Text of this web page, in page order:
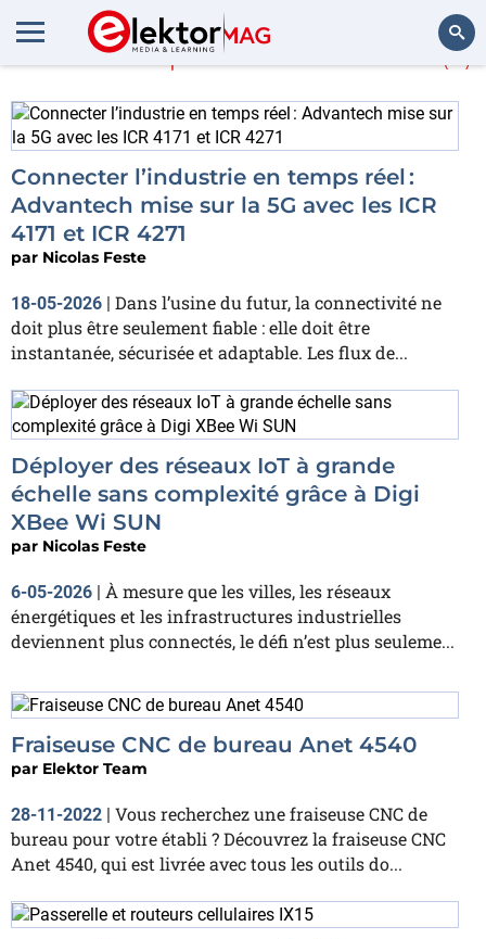
En savoir plus sur (5)
Connecter l’industrie en temps réel :
Advantech mise sur la 5G avec les ICR
4171 et ICR 4271
par Nicolas Feste
18-05-2026 | Dans l’usine du futur, la connectivité ne
doit plus être seulement fiable : elle doit être
instantanée, sécurisée et adaptable. Les flux de...
Déployer des réseaux IoT à grande
échelle sans complexité grâce à Digi
XBee Wi SUN
par Nicolas Feste
6-05-2026 | À mesure que les villes, les réseaux
énergétiques et les infrastructures industrielles
deviennent plus connectés, le défi n’est plus seuleme...
Fraiseuse CNC de bureau Anet 4540
par Elektor Team
28-11-2022 | Vous recherchez une fraiseuse CNC de
bureau pour votre établi ? Découvrez la fraiseuse CNC
Anet 4540, qui est livrée avec tous les outils do...